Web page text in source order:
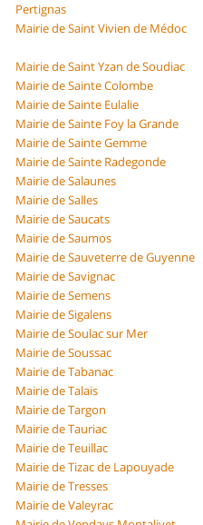
Pertignas
Mairie de Saint Vivien de Médoc
Mairie de Saint Yzan de Soudiac
Mairie de Sainte Colombe
Mairie de Sainte Eulalie
Mairie de Sainte Foy la Grande
Mairie de Sainte Gemme
Mairie de Sainte Radegonde
Mairie de Salaunes
Mairie de Salles
Mairie de Saucats
Mairie de Saumos
Mairie de Sauveterre de Guyenne
Mairie de Savignac
Mairie de Semens
Mairie de Sigalens
Mairie de Soulac sur Mer
Mairie de Soussac
Mairie de Tabanac
Mairie de Talais
Mairie de Targon
Mairie de Tauriac
Mairie de Teuillac
Mairie de Tizac de Lapouyade
Mairie de Tresses
Mairie de Valeyrac